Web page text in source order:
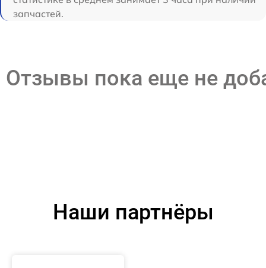
запчастей.
Отзывы пока еще не
Наши партнёры